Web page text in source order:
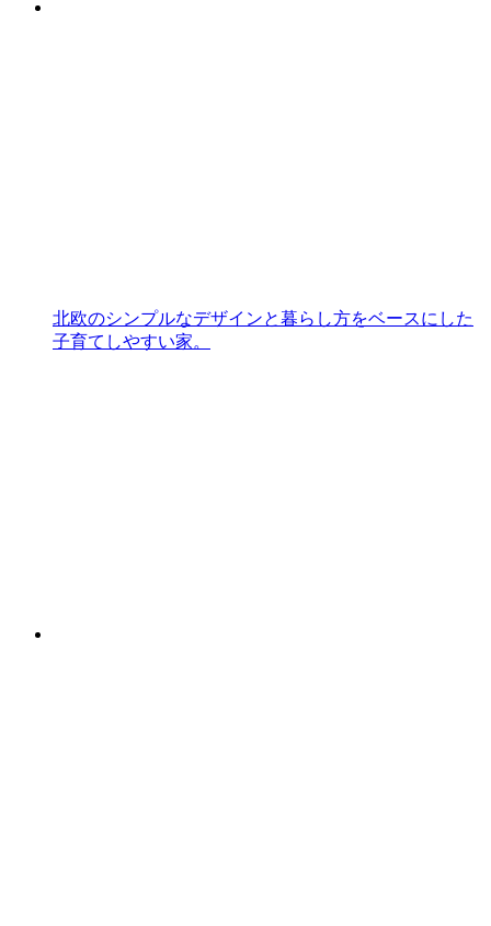
北欧のシンプルなデザインと暮らし方をベースにした
子育てしやすい家。